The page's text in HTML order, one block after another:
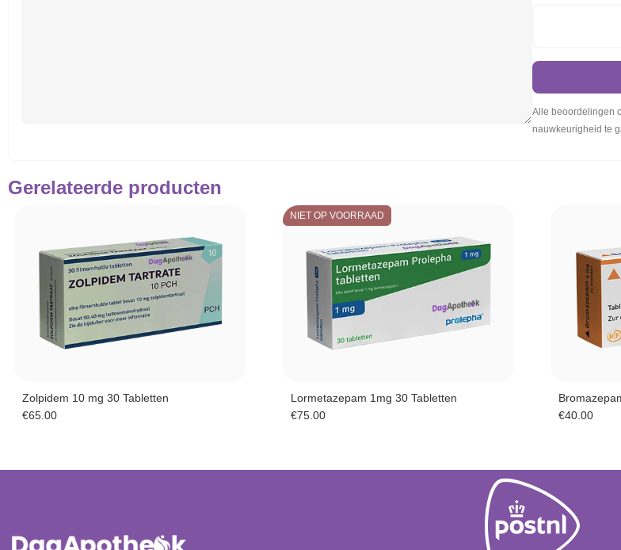
Alle beoordelingen
nauwkeurigheid te
Gerelateerde producten
Zolpidem 10 mg 30 Tabletten
€65.00
NIET OP VOORRAAD
Lormetazepam 1mg 30 Tabletten
€75.00
€40.00